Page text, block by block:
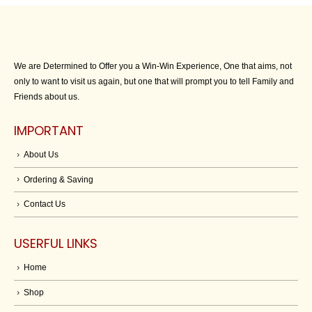
We are Determined to Offer you a Win-Win Experience, One that aims, not
only to want to visit us again, but one that will prompt you to tell Family and
Friends about us.
IMPORTANT
About Us
Ordering & Saving
Contact Us
USERFUL LINKS
Home
Shop